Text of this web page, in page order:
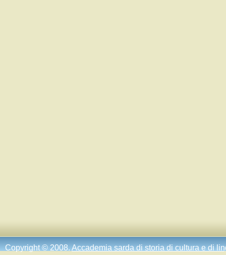
Copyright © 2008.Accademia sarda di storia di cultura e di